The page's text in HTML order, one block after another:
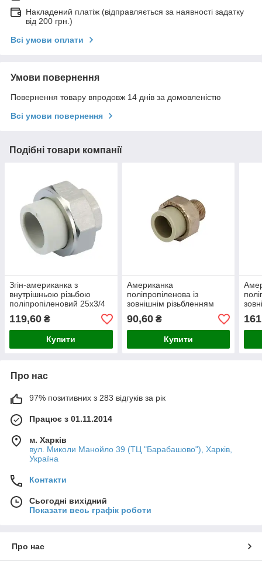
Накладений платіж (відправляється за наявності задатку
від 200 грн.)
Всі умови оплати
Умови повернення
Повернення товару впродовж 14 днів за домовленістю
Всі умови повернення
Подібні товари компанії
Згін-американка з
внутрішньою різьбою
поліпропіленовий 25x3/4
F KP
119,60 ₴
Купити
Американка
поліпропіленова із
зовнішнім різьбленням
Kalde 20х1/2
90,60₴
Купити
Про нас
97% позитивних з 283 відгуків за рік
Працює з 01.11.2014
м. Харків
вул. Миколи Манойло 39 (ТЦ "Барабашово"), Харків,
Україна
Контакти
Сьогодні вихідний
Показати весь графік роботи
Про нас